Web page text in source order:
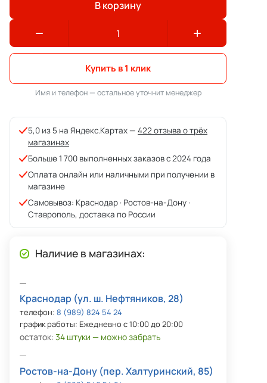
В корзину
Купить в 1 клик
Имя и телефон — остальное уточнит менеджер
5,0 из 5 на Яндекс.Картах — 422 отзыва о трёх
магазинах
Больше 1 700 выполненных заказов с 2024 года
Оплата онлайн или наличными при получении в
магазине
Самовывоз: Краснодар · Ростов-на-Дону ·
Ставрополь, доставка по России
Наличие в магазинах:
Краснодар (ул. ш. Нефтяников, 28)
телефон: 8 (989) 824 54 24
график работы: Ежедневно с 10:00 до 20:00
остаток: 34 штуки — можно забрать
Ростов-на-Дону (пер. Халтуринский, 85)